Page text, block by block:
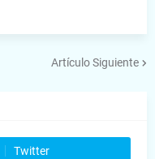
Artículo Siguiente
Twitter